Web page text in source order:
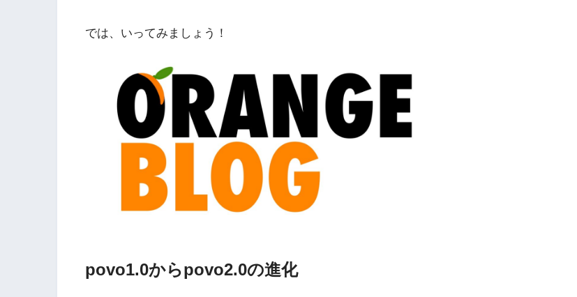
では、いってみましょう！
povo1.0からpovo2.0の進化